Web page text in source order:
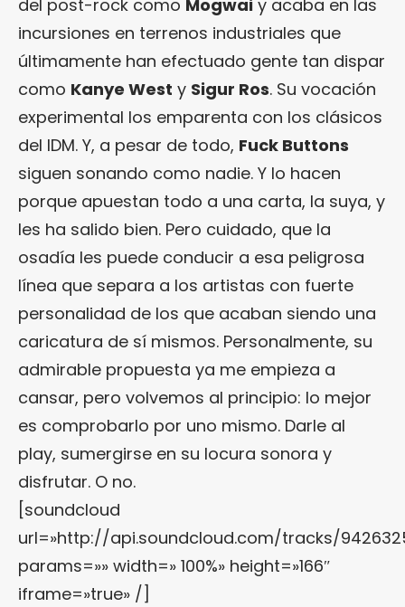
del post-rock como Mogwai y acaba en las
incursiones en terrenos industriales que
últimamente han efectuado gente tan dispar
como Kanye West y Sigur Ros. Su vocación
experimental los emparenta con los clásicos
del IDM. Y, a pesar de todo, Fuck Buttons
siguen sonando como nadie. Y lo hacen
porque apuestan todo a una carta, la suya, y
les ha salido bien. Pero cuidado, que la
osadía les puede conducir a esa peligrosa
línea que separa a los artistas con fuerte
personalidad de los que acaban siendo una
caricatura de sí mismos. Personalmente, su
admirable propuesta ya me empieza a
cansar, pero volvemos al principio: lo mejor
es comprobarlo por uno mismo. Darle al
play, sumergirse en su locura sonora y
disfrutar. O no.
[soundcloud
url=»http://api.soundcloud.com/tracks/
params=»» width=» 100%» height=»166″
iframe=»true» /]